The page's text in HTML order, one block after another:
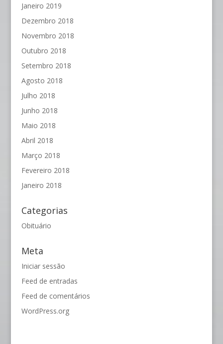
Janeiro 2019
Dezembro 2018
Novembro 2018
Outubro 2018
Setembro 2018
Agosto 2018
Julho 2018
Junho 2018
Maio 2018
Abril 2018
Março 2018
Fevereiro 2018
Janeiro 2018
Categorias
Obituário
Meta
Iniciar sessão
Feed de entradas
Feed de comentários
WordPress.org